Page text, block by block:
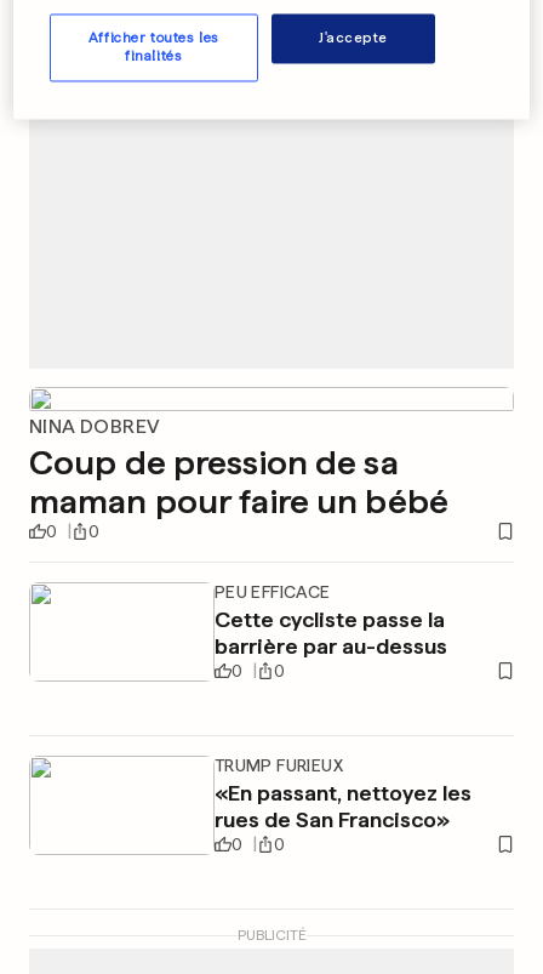
NINA DOBREV
Coup de pression de sa
maman pour faire un bébé
0 0
PEU EFFICACE
Cette cycliste passe la
barrière par au-dessus
0 0
TRUMP FURIEUX
«En passant, nettoyez les
rues de San Francisco»
0 0
PUBLICITÉ
Afficher toutes les
finalités
J'accepte